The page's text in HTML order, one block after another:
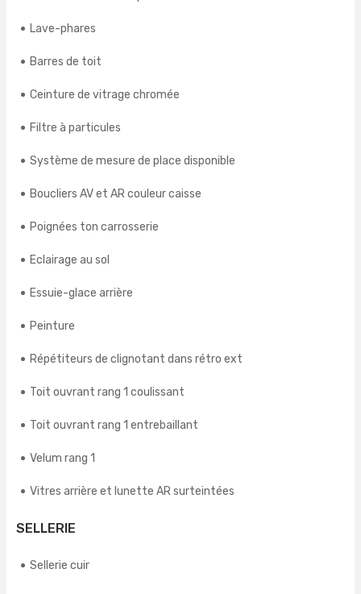
Lave-phares
Barres de toit
Ceinture de vitrage chromée
Filtre à particules
Système de mesure de place disponible
Boucliers AV et AR couleur caisse
Poignées ton carrosserie
Eclairage au sol
Essuie-glace arrière
Peinture
Répétiteurs de clignotant dans rétro ext
Toit ouvrant rang 1 coulissant
Toit ouvrant rang 1 entrebaillant
Velum rang 1
Vitres arrière et lunette AR surteintées
SELLERIE
Sellerie cuir